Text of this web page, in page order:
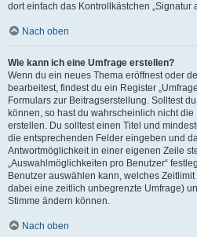
dort einfach das Kontrollkästchen „Signatur
Nach oben
Wie kann ich eine Umfrage erstellen?
Wenn du ein neues Thema eröffnest oder
bearbeitest, findest du ein Register
Formulars zur Beitragserstellung. Solltest
können, so hast du wahrscheinlich nicht
erstellen. Du solltest einen Titel und
die entsprechenden Felder eingeben und
Antwortmöglichkeit in einer eigenen Zeile
„Auswahlmöglichkeiten pro Benutzer“
Benutzer auswählen kann, welches
dabei eine zeitlich unbegrenzte Umfrage)
Stimme ändern können.
Nach oben